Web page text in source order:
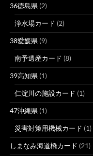
36徳島県 (2)
浄水場カード (2)
38愛媛県 (9)
南予遺産カード (8)
39高知県 (1)
仁淀川の施設カード (1)
47沖縄県 (1)
災害対策用機械カード (1)
しまなみ海道橋カード (21)